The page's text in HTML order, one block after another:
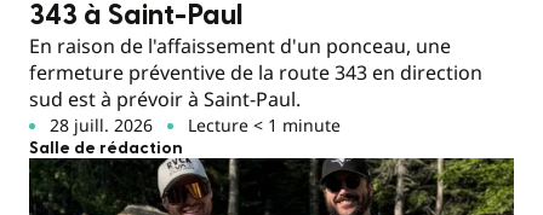
343 à Saint-Paul
En raison de l'affaissement d'un ponceau, une
fermeture préventive de la route 343 en direction
sud est à prévoir à Saint-Paul.
28 juill. 2026 Lecture < 1 minute
Salle de rédaction